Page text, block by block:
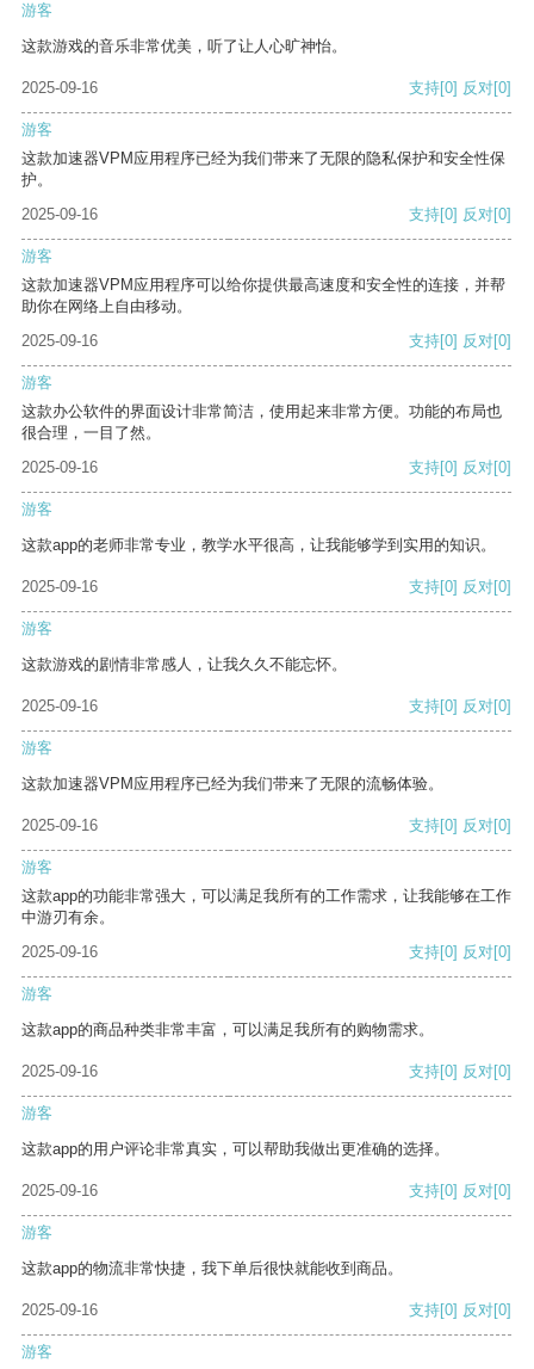
游客
这款游戏的音乐非常优美，听了让人心旷神怡。
2025-09-16 支持[0] 反对[0]
游客
这款加速器VPM应用程序已经为我们带来了无限的隐私保护和安全性保
护。
2025-09-16
支持[0] 反对[0]
游客
这款加速器VPM应用程序可以给你提供最高速度和安全性的连接，并帮
助你在网络上自由移动。
2025-09-16
支持[0] 反对[0]
游客
这款办公软件的界面设计非常简洁，使用起来非常方便。功能的布局也
很合理，一目了然。
2025-09-16
支持[0] 反对[0]
游客
这款app的老师非常专业，教学水平很高，让我能够学到实用的知识。
2025-09-16 支持[0] 反对[0]
游客
这款游戏的剧情非常感人，让我久久不能忘怀。
2025-09-16 支持[0] 反对[0]
游客
这款加速器VPM应用程序已经为我们带来了无限的流畅体验。
2025-09-16 支持[0] 反对[0]
游客
这款app的功能非常强大，可以满足我所有的工作需求，让我能够在工作
中游刃有余。
2025-09-16
支持[0] 反对[0]
游客
这款app的商品种类非常丰富，可以满足我所有的购物需求。
2025-09-16 支持[0] 反对[0]
游客
这款app的用户评论非常真实，可以帮助我做出更准确的选择。
2025-09-16 支持[0] 反对[0]
游客
这款app的物流非常快捷，我下单后很快就能收到商品。
2025-09-16 支持[0] 反对[0]
游客